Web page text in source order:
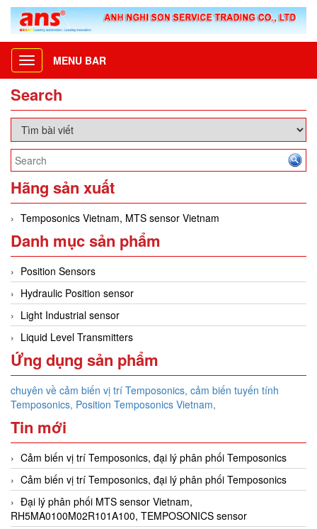
Toggle
navigation
MENU BAR
Search
Hãng sản xuất
Temposonics Vietnam, MTS sensor Vietnam
Danh mục sản phẩm
Position Sensors
Hydraulic Position sensor
Light Industrial sensor
Liquid Level Transmitters
Ứng dụng sản phẩm
chuyên về cảm biến vị trí Temposonics, cảm biến tuyến tính
Temposonics, Position Temposonics Vietnam,
Tin mới
Cảm biến vị trí Temposonics, đại lý phân phối Temposonics
Cảm biến vị trí Temposonics, đại lý phân phối Temposonics
Đại lý phân phối MTS sensor Vietnam,
RH5MA0100M02R101A100, TEMPOSONICS sensor